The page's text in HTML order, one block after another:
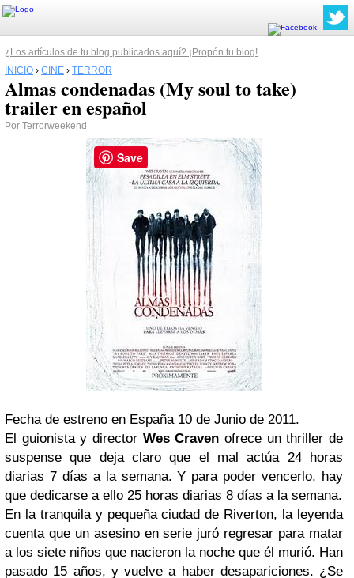
¿Los artículos de tu blog publicados aquí? ¡Propón tu blog!
INICIO › CINE › TERROR
Almas condenadas (My soul to take)
trailer en español
Por Terrorweekend
Fecha de estreno en España 10 de Junio de 2011.
El guionista y director Wes Craven ofrece un thriller de
suspense que deja claro que el mal actúa 24 horas
diarias 7 días a la semana. Y para poder vencerlo, hay
que dedicarse a ello 25 horas diarias 8 días a la semana.
En la tranquila y pequeña ciudad de Riverton, la leyenda
cuenta que un asesino en serie juró regresar para matar
a los siete niños que nacieron la noche que él murió. Han
pasado 15 años, y vuelve a haber desapariciones. ¿Se
Save